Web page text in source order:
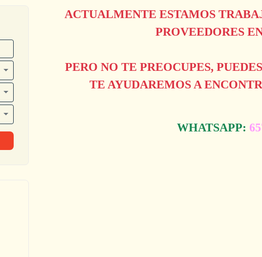
ACTUALMENTE ESTAMOS
PROVEEDORES
PERO NO TE PREOCUPES,
TE AYUDAREMOS A
WHATSAPP: